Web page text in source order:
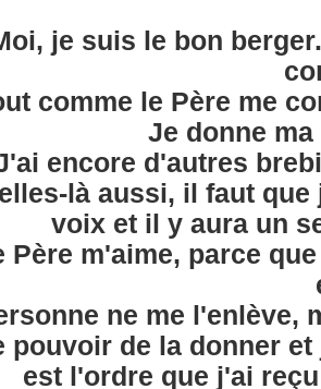
je suis le bon
comme le Père me
Je donne
encore d'autres
là aussi, il faut
voix et il y aura un
Père m'aime, parce
ne me l'enlève,
pouvoir de la donner
est l'ordre que j'ai